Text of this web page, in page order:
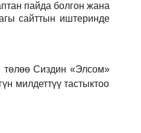
пайда болгон жана
сайттын иштеринде
төлөө Сиздин«Элсом»
милдеттүү тастыктоо